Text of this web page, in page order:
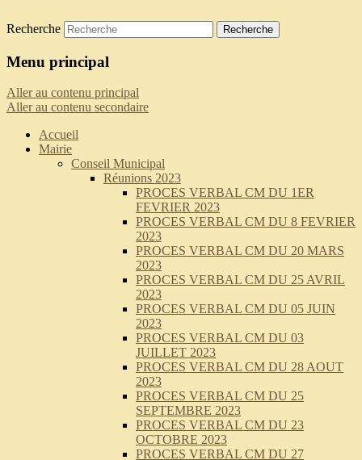
Saint-Pierre-de-Curtille
Recherche
Menu principal
Aller au contenu principal
Aller au contenu secondaire
Accueil
Mairie
Conseil Municipal
Réunions 2023
PROCES VERBAL CM DU 1ER
FEVRIER 2023
PROCES VERBAL CM DU 8 FEVRIER
2023
PROCES VERBAL CM DU 20 MARS
2023
PROCES VERBAL CM DU 25 AVRIL
2023
PROCES VERBAL CM DU 05 JUIN
2023
PROCES VERBAL CM DU 03
JUILLET 2023
PROCES VERBAL CM DU 28 AOUT
2023
PROCES VERBAL CM DU 25
SEPTEMBRE 2023
PROCES VERBAL CM DU 23
OCTOBRE 2023
PROCES VERBAL CM DU 27